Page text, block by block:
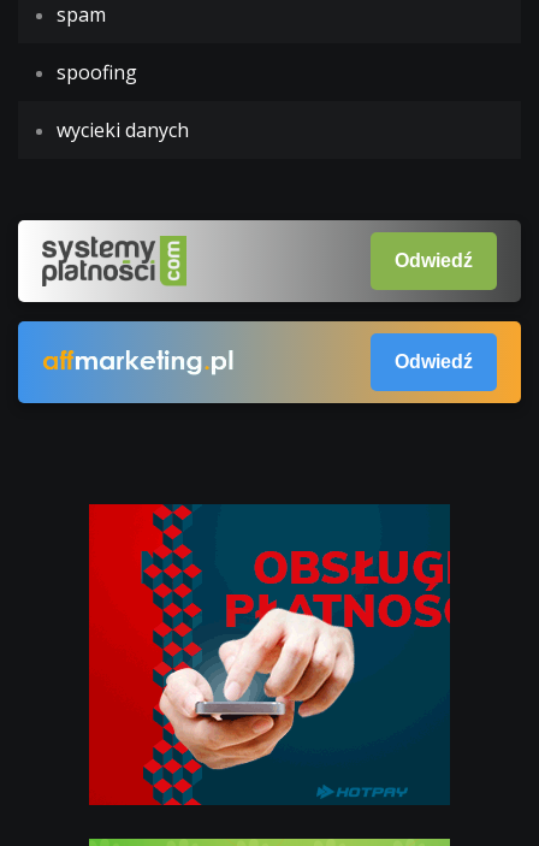
spam
spoofing
wycieki danych
Odwiedź
Odwiedź